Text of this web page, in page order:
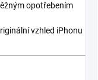
opotřebením
vzhled iPhonu